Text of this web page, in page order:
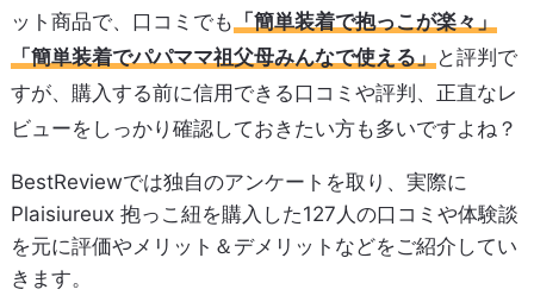
ット商品で、口コミでも「簡単装着で抱っこが楽々」
「簡単装着でパパママ祖父母みんなで使える」と評判で
すが、購入する前に信用できる口コミや評判、正直なレ
ビューをしっかり確認しておきたい方も多いですよね？
BestReviewでは独自のアンケートを取り、実際に
Plaisiureux 抱っこ紐を購入した127人の口コミや体験談
を元に評価やメリット＆デメリットなどをご紹介してい
きます。